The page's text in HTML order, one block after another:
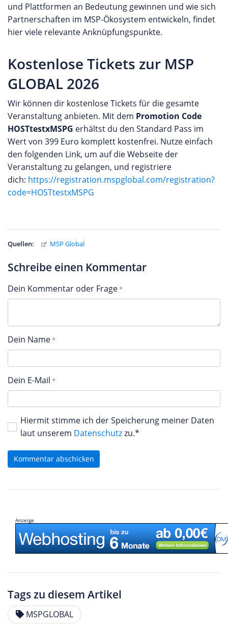
und Plattformen an Bedeutung gewinnen und wie sich
Partnerschaften im MSP-Ökosystem entwickeln, findet
hier viele relevante Anknüpfungspunkte.
Kostenlose Tickets zur MSP
GLOBAL 2026
Wir können dir kostenlose Tickets für die gesamte
Veranstaltung anbieten. Mit dem Promotion Code
HOSTtestxMSPG erhältst du den Standard Pass im
Wert von 399 Euro komplett kostenfrei. Nutze einfach
den folgenden Link, um auf die Webseite der
Veranstaltung zu gelangen, und registriere
dich: https://registration.mspglobal.com/registration?
code=HOSTtestxMSPG
Quellen: MSP Global
Schreibe einen Kommentar
Dein Kommentar oder Frage
Dein Name
Dein E-Mail
Hiermit stimme ich der Speicherung meiner Daten
laut unserem Datenschutzzu.*
Kommentar abschicken
Anzeige
Tags zu diesem Artikel
MSPGLOBAL